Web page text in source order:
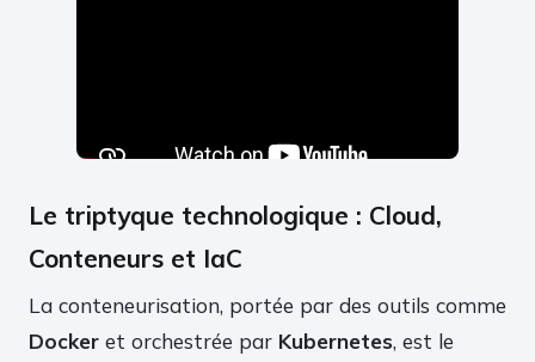
Le triptyque technologique : Cloud,
Conteneurs et IaC
La conteneurisation, portée par des outils comme
Docker et orchestrée par Kubernetes, est le